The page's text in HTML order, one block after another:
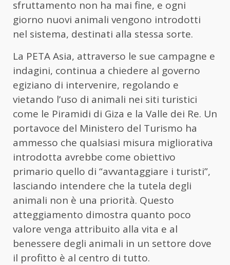
sfruttamento non ha mai fine, e ogni
giorno nuovi animali vengono introdotti
nel sistema, destinati alla stessa sorte.
La PETA Asia, attraverso le sue campagne e
indagini, continua a chiedere al governo
egiziano di intervenire, regolando e
vietando l’uso di animali nei siti turistici
come le Piramidi di Giza e la Valle dei Re. Un
portavoce del Ministero del Turismo ha
ammesso che qualsiasi misura migliorativa
introdotta avrebbe come obiettivo
primario quello di “avvantaggiare i turisti”,
lasciando intendere che la tutela degli
animali non è una priorità. Questo
atteggiamento dimostra quanto poco
valore venga attribuito alla vita e al
benessere degli animali in un settore dove
il profitto è al centro di tutto.